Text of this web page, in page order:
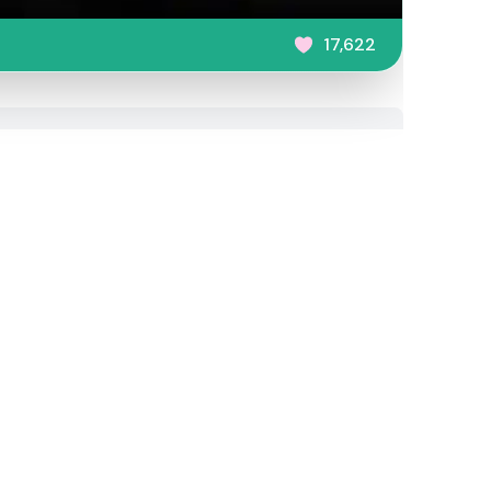
17,622